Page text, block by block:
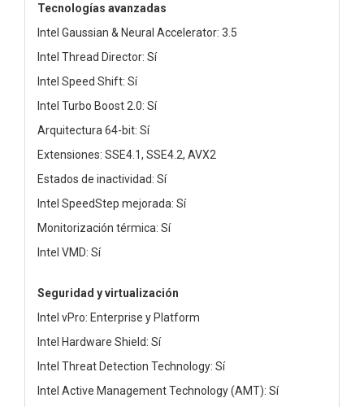
Tecnologías avanzadas
Intel Gaussian & Neural Accelerator: 3.5
Intel Thread Director: Sí
Intel Speed Shift: Sí
Intel Turbo Boost 2.0: Sí
Arquitectura 64-bit: Sí
Extensiones: SSE4.1, SSE4.2, AVX2
Estados de inactividad: Sí
Intel SpeedStep mejorada: Sí
Monitorización térmica: Sí
Intel VMD: Sí
Seguridad y virtualización
Intel vPro: Enterprise y Platform
Intel Hardware Shield: Sí
Intel Threat Detection Technology: Sí
Intel Active Management Technology (AMT): Sí